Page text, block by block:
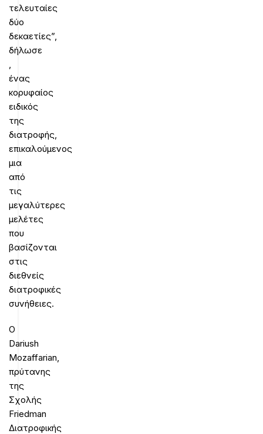
τελευταίες
δύο
δεκαετίες”,
δήλωσε
,
ένας
κορυφαίος
ειδικός
της
διατροφής,
επικαλούμενος
μια
από
τις
μεγαλύτερες
μελέτες
που
βασίζονται
στις
διεθνείς
διατροφικές
συνήθειες.
Ο
Dariush
Mozaffarian,
πρύτανης
της
Σχολής
Friedman
Διατροφικής